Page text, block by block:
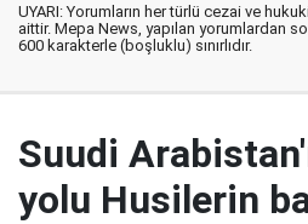
UYARI: Yorumların her türlü cezai ve
aittir. Mepa News, yapılan yorumlardan
600 karakterle (boşluklu) sınırlıdır.
Suudi
yolu Husilerin